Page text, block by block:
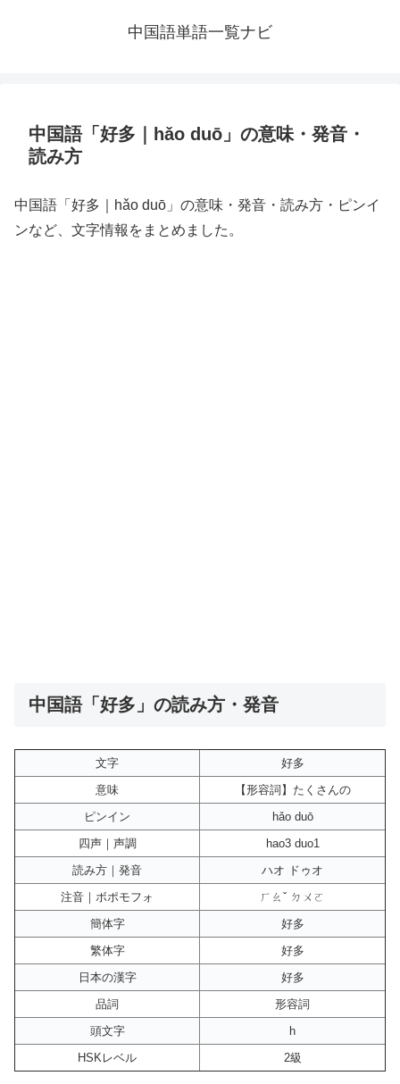
中国語単語一覧ナビ
中国語「好多｜hǎo duō」の意味・発音・
読み方
中国語「好多｜hǎo duō」の意味・発音・読み方・ピンイ
ンなど、文字情報をまとめました。
中国語「好多」の読み方・発音
文字
好多
意味
【形容詞】たくさんの
ピンイン
hǎo duō
四声｜声調
hao3 duo1
読み方｜発音
ハオ ドゥオ
注音｜ボポモフォ
ㄏㄠˇ ㄉㄨㄛ
簡体字
好多
繁体字
好多
日本の漢字
好多
品詞
形容詞
頭文字
h
HSKレベル
2級